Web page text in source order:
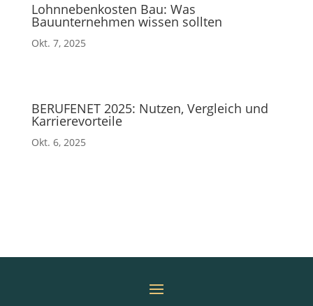
Lohnnebenkosten Bau: Was
Bauunternehmen wissen sollten
Okt. 7, 2025
BERUFENET 2025: Nutzen, Vergleich und
Karrierevorteile
Okt. 6, 2025